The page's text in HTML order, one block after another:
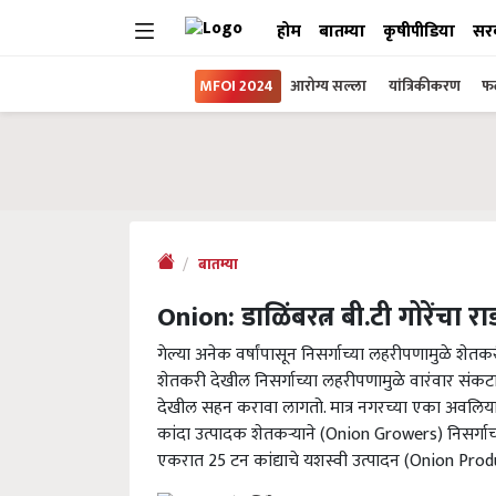
होम बातम्या कृषीपीडिया
MFOI 2024 आरोग्य सल्ला यांत्रिकीकरण
बातम्या
Onion: डाळिंबरत्न बी.टी गोरेंचा
गेल्या अनेक वर्षांपासून निसर्गाच्या लहरीपणामुळे
शेतकरी देखील निसर्गाच्या लहरीपणामुळे वारंवार
देखील सहन करावा लागतो. मात्र नगरच्या एका
कांदा उत्पादक शेतकऱ्याने (Onion Growers)
एकरात 25 टन कांद्याचे यशस्वी उत्पादन (Onion